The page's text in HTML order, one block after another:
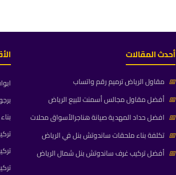
أحدث المقالات
📅 مقاول الرياض ترميم رقم واتساب
📅 أفضل مقاول مجالس أسمنت للبيع الرياض
📅 افضل حداد المهدية صيانة هناجرالأسواق محلات
📅 تكلفة بناء ملحقات ساندوتش بنل في الرياض
📅 أفضل تركيب غرف ساندوتش بنل شمال الرياض
بناء